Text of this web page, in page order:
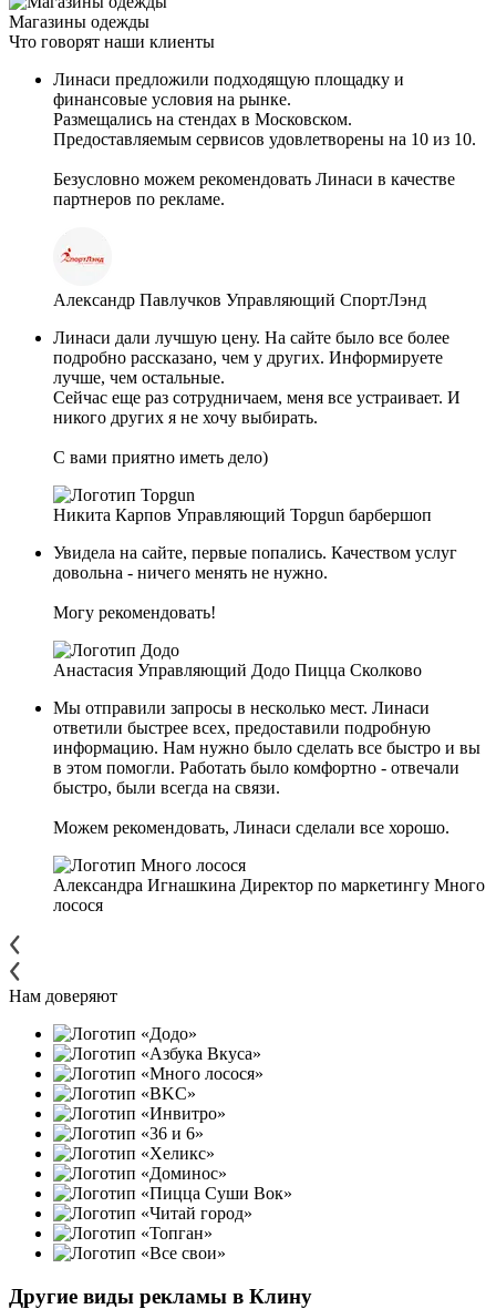
Магазины одежды
Что говорят наши клиенты
Линаси предложили подходящую площадку и
финансовые условия на рынке.
Размещались на стендах в Московском.
Предоставляемым сервисов удовлетворены на 10 из 10.
Безусловно можем рекомендовать Линаси в качестве
партнеров по рекламе.
Александр Павлучков Управляющий СпортЛэнд
Линаси дали лучшую цену. На сайте было все более
подробно рассказано, чем у других. Информируете
лучше, чем остальные.
Сейчас еще раз сотрудничаем, меня все устраивает. И
никого других я не хочу выбирать.
С вами приятно иметь дело)
Никита Карпов Управляющий Topgun барбершоп
Увидела на сайте, первые попались. Качеством услуг
довольна - ничего менять не нужно.
Могу рекомендовать!
Анастасия Управляющий Додо Пицца Сколково
Мы отправили запросы в несколько мест. Линаси
ответили быстрее всех, предоставили подробную
информацию. Нам нужно было сделать все быстро и вы
в этом помогли. Работать было комфортно - отвечали
быстро, были всегда на связи.
Можем рекомендовать, Линаси сделали все хорошо.
Александра Игнашкина Директор по маркетингу Много
лосося
Нам доверяют
Другие виды рекламы в Клину